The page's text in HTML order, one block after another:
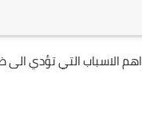
الاسباب التي تؤدي